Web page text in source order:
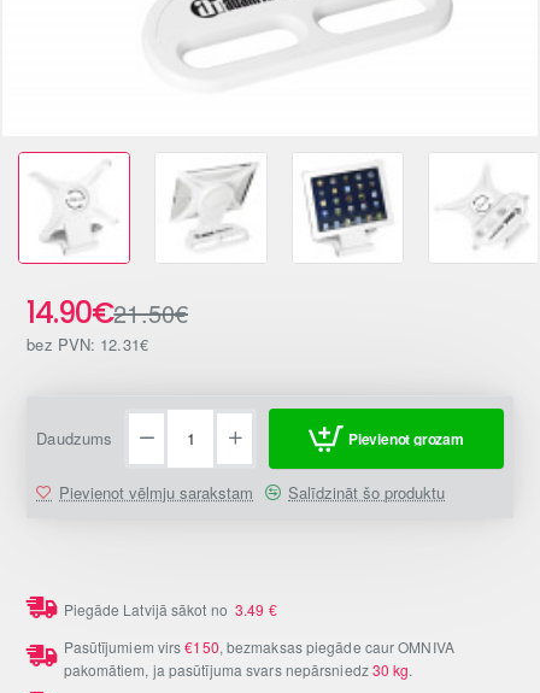
-31%
14.90€21.50€
bez PVN: 12.31€
Daudzums Pievienot grozam
Pievienot vēlmju sarakstam Salīdzināt šo produktu
Piegāde Latvijā sākot no3.49 €
Pasūtījumiem virs€150, bezmaksas piegāde caur OMNIVA
pakomātiem, ja pasūtījuma svars nepārsniedz30 kg.